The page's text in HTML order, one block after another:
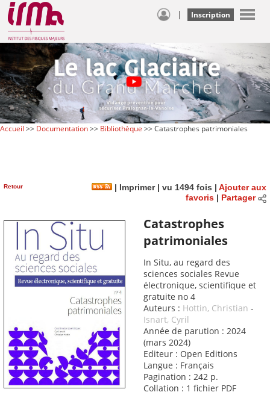
| Inscription
Accueil >> Documentation>> Bibliothèque >> Catastrophes patrimoniales
Retour | Imprimer| vu 1494 fois | Ajouter aux
favoris| Partager
Catastrophes
patrimoniales
In Situ, au regard des
sciences sociales Revue
électronique, scientifique et
gratuite no 4
Auteurs : Hottin, Christian -
Isnart, Cyril
Année de parution : 2024
(mars 2024)
Editeur : Open Editions
Langue : Français
Pagination : 242 p.
Collation : 1 fichier PDF